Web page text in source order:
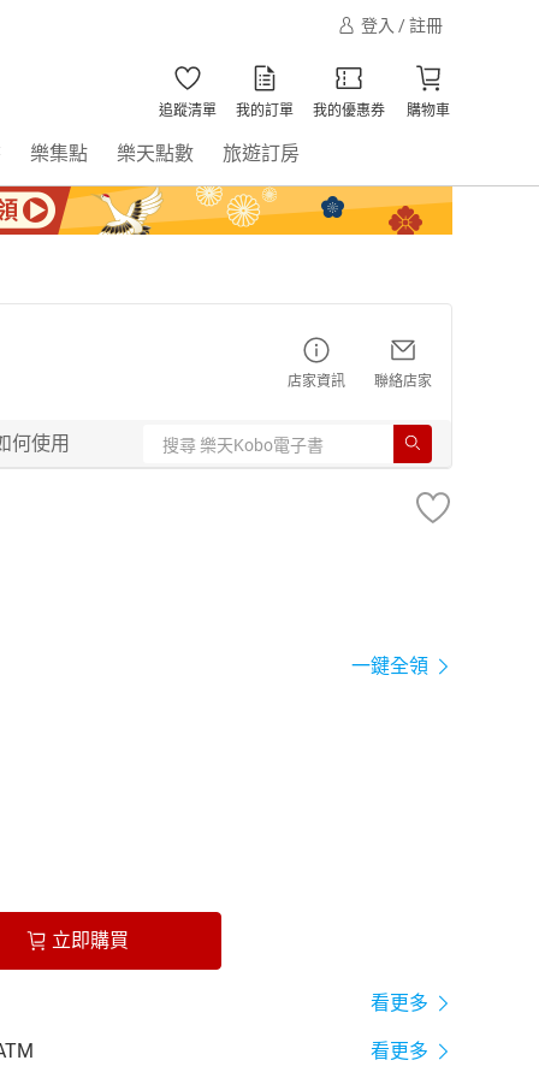
登入 / 註冊
追蹤清單 我的訂單 我的優惠券 購物車
樂集點 樂天點數 旅遊訂房
店家資訊 聯絡店家
何使用
一鍵全領
立即購買
看更多
看更多